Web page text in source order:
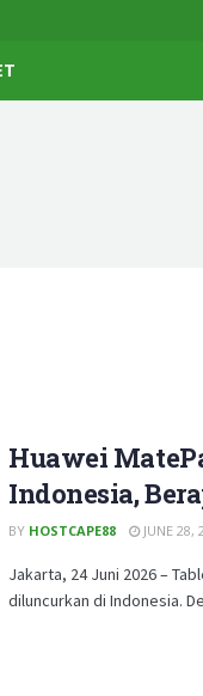
Huawei
Indonesia,
BY HOSTCAPE88 JUNE 28,
Jakarta, 24 Juni 2026 –
diluncurkan di Indonesia.